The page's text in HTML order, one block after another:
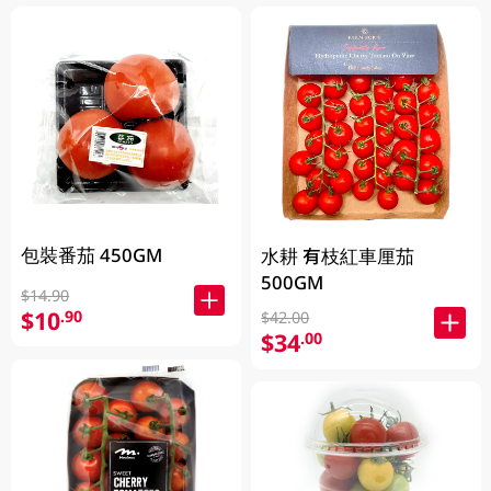
包裝番茄 450GM
$14.90
$10.90
水耕 有枝紅車厘茄
500GM
$42.00
$34.00